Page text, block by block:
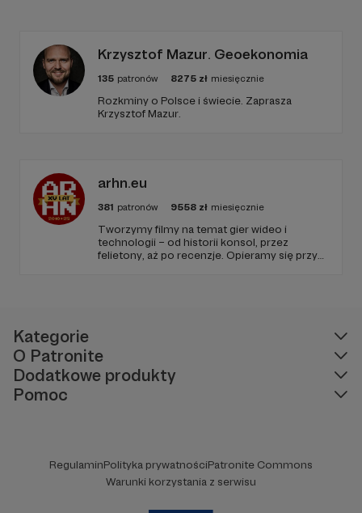
Krzysztof Mazur. Geoekonomia
135 patronów 8275 zł miesięcznie
Rozkminy o Polsce i świecie. Zaprasza
Krzysztof Mazur.
arhn.eu
381 patronów 9558 zł miesięcznie
Tworzymy filmy na temat gier wideo i
technologii – od historii konsol, przez
felietony, aż po recenzje. Opieramy się przy
Kategorie
O Patronite
Dodatkowe produkty
Pomoc
RegulaminPolityka prywatnościPatronite Commons
Warunki korzystania z serwisu